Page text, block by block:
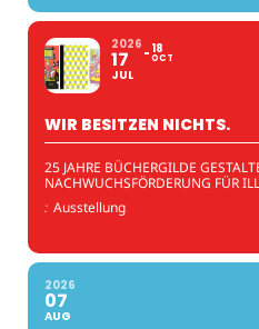
2026
17
JUL
18
OCT
WIR BESITZEN NICHTS.
25 JAHRE BÜCHERGILDE
NACHWUCHSFÖRDERUNG FÜR
: Ausstellung
2026
07
AUG